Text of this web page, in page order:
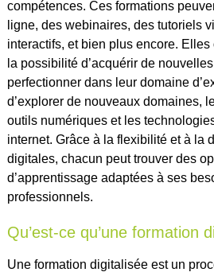
compétences. Ces formations
ligne, des webinaires, des tutoriels
interactifs, et bien plus encore.
la possibilité d’acquérir de
perfectionner dans leur domaine
d’explorer de nouveaux domaines,
outils numériques et les
internet. Grâce à la flexibilité et à la
digitales, chacun peut trouver des
d’apprentissage adaptées à ses
professionnels.
Qu’est-ce qu’une formation
Une formation digitalisée est un